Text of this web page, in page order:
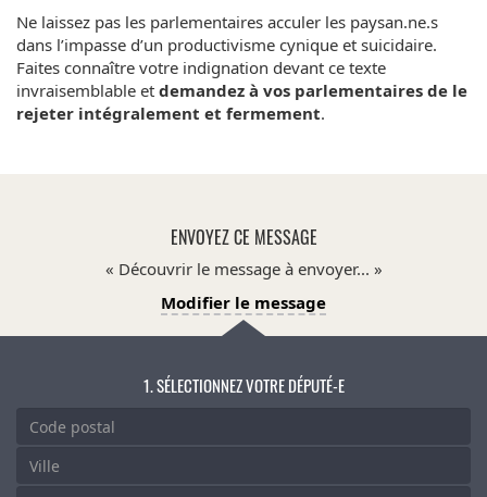
Ne laissez pas les parlementaires acculer les paysan.ne.s
dans l’impasse d’un productivisme cynique et suicidaire.
Faites connaître votre indignation devant ce texte
invraisemblable et demandez à vos parlementaires de le
rejeter intégralement et fermement.
ENVOYEZ CE MESSAGE
Découvrir le message à envoyer...
Modifier le message
SÉLECTIONNEZ VOTRE DÉPUTÉ-E